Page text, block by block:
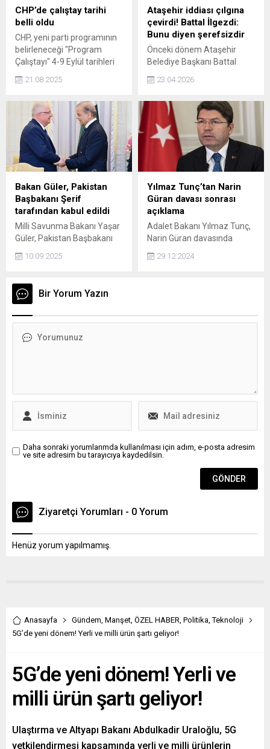
Zirveye Çıktı 2018 doğumlu
Alparslan Koç, İstanbul
Güngören’de bulunan
Tozkoparan Olimpik Yüzme
Havuzu’nda gerçekleştirilen
yüzme organizasyonunda...
CHP’de çalıştay tarihi
belli oldu
CHP, yeni parti programının
belirleneceği "Program
Çalıştayı" 4-9 Eylül tarihleri
21.08.2025
Ataşehir iddiası çılgına
çevirdi! Battal İlgezdi:
Bunu diyen şerefsizdir
Önceki dönem Ataşehir
Belediye Başkanı Battal
soruşturma ve tutuklanan
Adıgüzel hakkında ortaya
atılan iddialara çok sert
cevap verdi.
23.04.2026
Bakan Güler, Pakistan
Başbakanı Şerif
tarafından kabul edildi
Milli Savunma Bakanı Yaşar
Güler, Pakistan Başbakanı
kabul edildi.
10.09.2025
Yılmaz Tunç’tan Narin
Güran davası sonrası
açıklama
Adalet Bakanı Yılmaz Tunç,
Narin Güran davasında
ardından açıklamalarda
29.12.2024
Bir Yorum Yazın
Daha sonraki yorumlarımda kullanılması için adım, e-posta adresim
ve site adresim bu tarayıcıya kaydedilsin.
Ziyaretçi Yorumları - 0 Yorum
Henüz yorum yapılmamış.
Anasayfa Gündem, Manşet, ÖZEL HABER, Politika,Teknoloji
5G’de yeni dönem! Yerli ve milli ürün şartı geliyor!
5G’de yeni dönem! Yerli ve
milli ürün şartı geliyor!
Ulaştırma ve Altyapı Bakanı Abdulkadir Uraloğlu, 5G
yetkilendirmesi kapsamında yerli ve milli ürünlerin